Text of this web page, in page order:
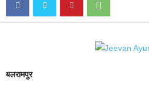
बलरामपुर